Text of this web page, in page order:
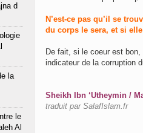
N’est-ce pas qu’il se
du corps le sera, et si
De fait, si le coeur est
indicateur de la corruption
Sheikh Ibn ‘Utheymin /
traduit parSalafIslam.fr
d
la
le
Al